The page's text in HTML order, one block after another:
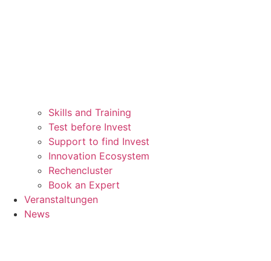
Skills and Training
Test before Invest
Support to find Invest
Innovation Ecosystem
Rechencluster​
Book an Expert
Veranstaltungen
News